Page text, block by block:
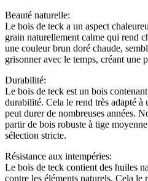
Beauté naturelle:
Le bois de teck a un aspect
grain naturellement calme qui rend
une couleur brun doré chaude,
grisonner avec le temps, créant une
Durabilité:
Le bois de teck est un bois
durabilité. Cela le rend très adapté
peut durer de nombreuses années.
partir de bois robuste à tige
sélection stricte.
Résistance aux intempéries:
Le bois de teck contient des huiles
contre les éléments naturels. Cela le